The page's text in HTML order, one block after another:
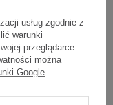
APTEO, 30
usług zgodnie z
warunki
przeglądarce.
można
Google.